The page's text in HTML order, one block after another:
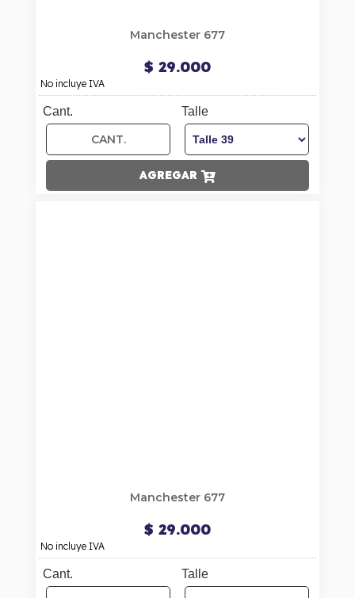
Manchester 677
$ 29.000
No incluye IVA
Cant. Talle
AGREGAR
Manchester 677
$ 29.000
No incluye IVA
Cant. Talle